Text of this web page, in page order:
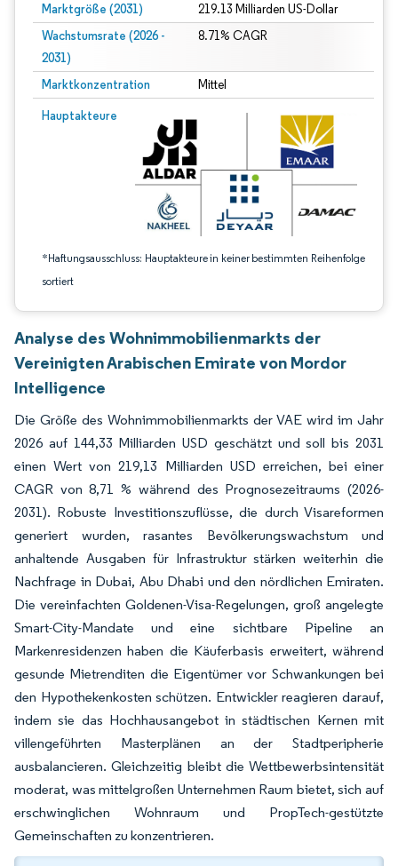
Marktgröße (2031) 219.13 Milliarden US-Dollar
Wachstumsrate (2026 -
2031)
8.71% CAGR
Marktkonzentration Mittel
Hauptakteure
*Haftungsausschluss: Hauptakteure in keiner bestimmten Reihenfolge
sortiert
Bild © Mordor Intelligence. Wiederverwendung erfordert Namensnennung
Analyse des Wohnimmobilienmarkts der
Vereinigten Arabischen Emirate von Mordor
Intelligence
Die Größe des Wohnimmobilienmarkts der VAE wird im Jahr
2026 auf 144,33 Milliarden USD geschätzt und soll bis 2031
einen Wert von 219,13 Milliarden USD erreichen, bei einer
CAGR von 8,71 % während des Prognosezeitraums (2026-
2031). Robuste Investitionszuflüsse, die durch Visareformen
generiert wurden, rasantes Bevölkerungswachstum und
anhaltende Ausgaben für Infrastruktur stärken weiterhin die
Nachfrage in Dubai, Abu Dhabi und den nördlichen Emiraten.
Die vereinfachten Goldenen-Visa-Regelungen, groß angelegte
Smart-City-Mandate und eine sichtbare Pipeline an
Markenresidenzen haben die Käuferbasis erweitert, während
gesunde Mietrenditen die Eigentümer vor Schwankungen bei
den Hypothekenkosten schützen. Entwickler reagieren darauf,
indem sie das Hochhausangebot in städtischen Kernen mit
villengeführten Masterplänen an der Stadtperipherie
ausbalancieren. Gleichzeitig bleibt die Wettbewerbsintensität
moderat, was mittelgroßen Unternehmen Raum bietet, sich auf
erschwinglichen Wohnraum und PropTech-gestützte
Gemeinschaften zu konzentrieren.